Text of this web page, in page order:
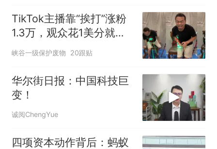
TikTok主播靠“挨打”涨粉
1.3万，观众花1美分就能
射他，1000币档位一次挨
峡谷一级保护废物 20跟贴
华尔街日报：中国科技巨
变！
诚阅ChengYue
四项资本动作背后：蚂蚁